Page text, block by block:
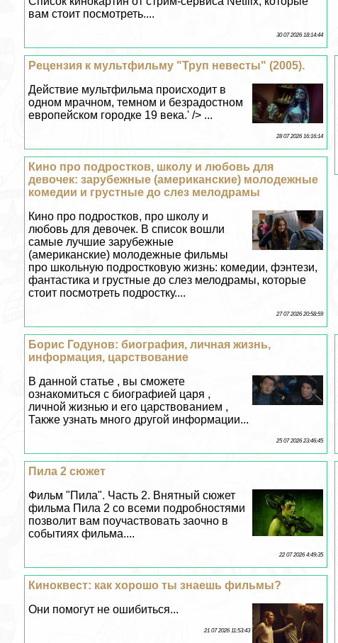
вам стоит посмотреть....
30 07 2026 18:14:44
Рецензия к мультфильму "Труп невесты" (2005).
Действие мультфильма происходит в
одном мрачном, темном и безрадостном
европейском городке 19 века.' /> ...
28 07 2026 16:16:14
Кино про подростков, школу и любовь для
девочек: зарубежные (американские) молодежные
комедии и грустные до слез мелодрамы
Кино про подростков, про школу и
любовь для девочек. В список вошли
самые лучшие зарубежные
(американские) молодежные фильмы
про школьную подростковую жизнь: комедии, фэнтези,
фантастика и грустные до слез мелодрамы, которые
стоит посмотреть подростку....
27 07 2026 20:58:59
Борис Годунов: биография, личная жизнь,
информация, царствование
В данной статье , вы сможете
ознакомиться с биографией царя ,
личной жизнью и его царствованием ,
Также узнать много другой информации...
25 07 2026 23:46:45
Пила 2 сюжет
Фильм "Пила". Часть 2. Внятный сюжет
фильма Пила 2 со всеми подробностями
позволит вам поучаствовать заочно в
событиях фильма....
22 07 2026 4:49:35
Киноквест: как хорошо ты знаешь фильмы?
Они помогут не ошибиться...
21 07 2026 11:53:43